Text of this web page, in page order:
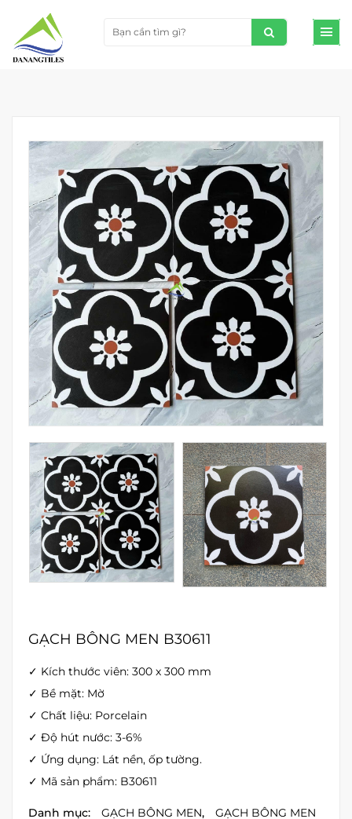
GẠCH BÔNG MEN B30611
✓ Kích thước viên: 300 x 300 mm
✓ Bề mặt: Mờ
✓ Chất liệu: Porcelain
✓ Độ hút nước: 3-6%
✓ Ứng dụng: Lát nền, ốp tường.
✓ Mã sản phẩm: B30611
Danh mục: GẠCH BÔNG MEN,
GẠCH BÔNG MEN